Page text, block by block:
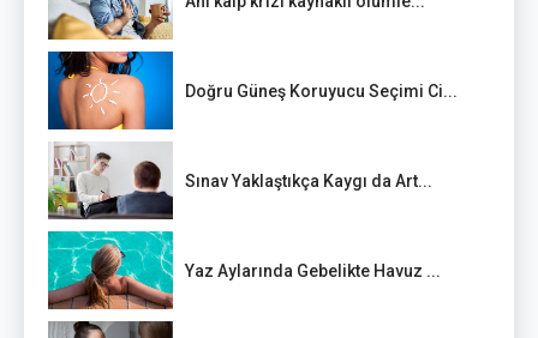
Doğru Güneş Koruyucu Seçimi Ci...
Sınav Yaklaştıkça Kaygı da Art...
Yaz Aylarında Gebelikte Havuz ...